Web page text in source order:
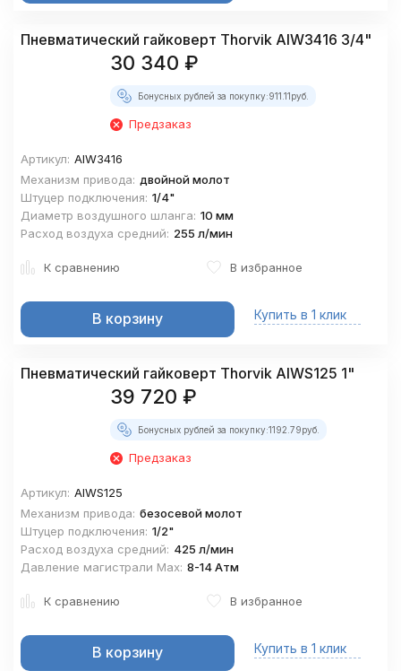
Пневматический гайковерт Thorvik AIW3416 3/4"
30 340 ₽
Бонусных рублей за покупку:911.11руб.
Предзаказ
Артикул: AIW3416
Механизм привода: двойной молот
Штуцер подключения: 1/4"
Диаметр воздушного шланга: 10 мм
Расход воздуха средний: 255 л/мин
К сравнению В избранное
В корзину Купить в 1 клик
Пневматический гайковерт Thorvik AIWS125 1"
39 720 ₽
Бонусных рублей за покупку:1192.79руб.
Предзаказ
Артикул: AIWS125
Механизм привода: безосевой молот
Штуцер подключения: 1/2"
Расход воздуха средний: 425 л/мин
Давление магистрали Мах: 8-14 Атм
К сравнению В избранное
В корзину Купить в 1 клик